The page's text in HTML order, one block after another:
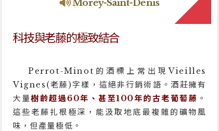
Morey-Saint-Denis
科技與老藤的極致結合
Perrot-Minot的酒標上常出現Vieilles
Vignes(老藤)字樣，這絕非行銷術語。酒莊擁有
大量樹齡超過60年、甚至100年的古老葡萄藤 。
這些老藤扎根極深，能汲取地底最複雜的礦物風
味，但產量極低。